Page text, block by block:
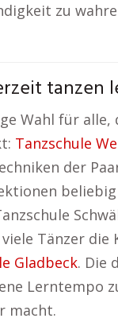
zu
tanzen
Wahl für
Tanzschule
der
Tänzer
Gladbeck. Die
Lerntempo
macht.